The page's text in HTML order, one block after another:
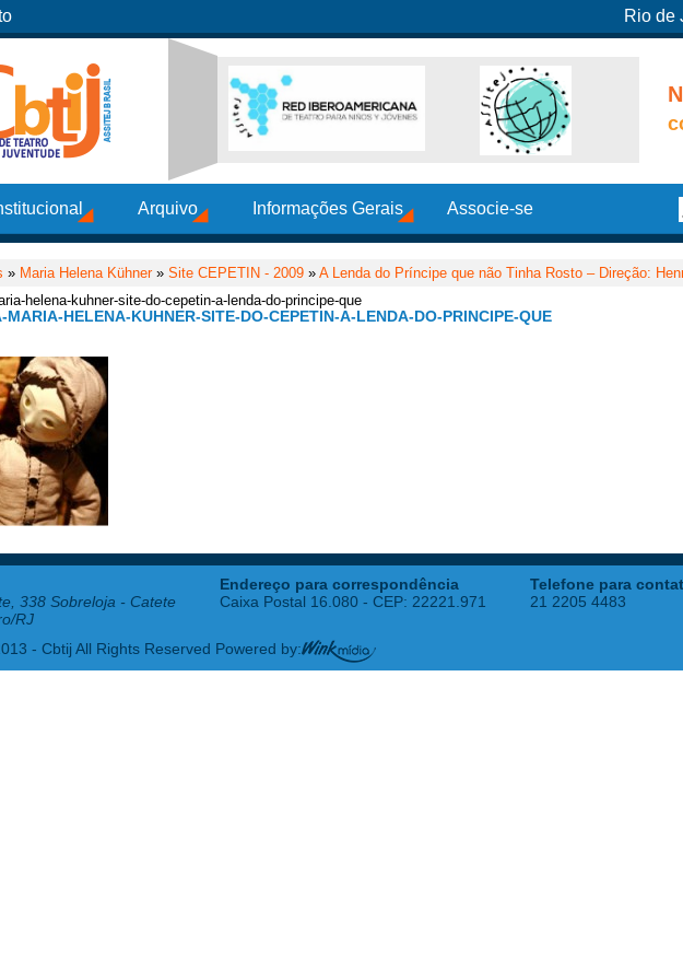
Rio de
Arquivo Informações Gerais Associe-se
» Maria Helena Kühner» Site CEPETIN - 2009 » A Lenda do Príncipe que não Tinha Rosto – Direção:
helena-kuhner-site-do-cepetin-a-lenda-do-principe-que
MARIA-HELENA-KUHNER-SITE-DO-CEPETIN-A-LENDA-DO-PRINCIPE-QUE
338 Sobreloja - Catete
RJ
Endereço para correspondência
Caixa Postal 16.080 - CEP: 22221.971
Telefone para
21 2205 4483
- Cbtij All Rights Reserved Powered by: